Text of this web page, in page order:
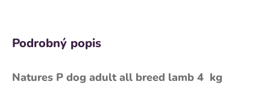
Podrobný popis
Natures P dog adult all breed lamb 4 kg